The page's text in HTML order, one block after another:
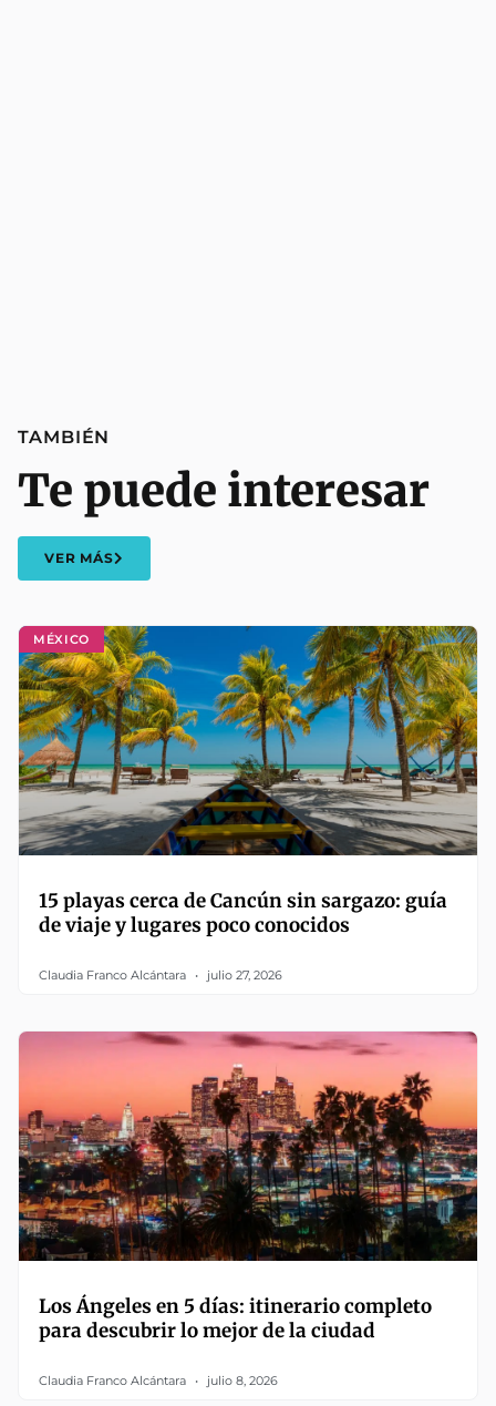
MÉXICO
15 playas cerca de Cancún sin sargazo: guía
de viaje y lugares poco conocidos
Claudia Franco Alcántara julio 27, 2026
Los Ángeles en 5 días: itinerario completo
para descubrir lo mejor de la ciudad
Claudia Franco Alcántara julio 8, 2026
TAMBIÉN
Te puede interesar
VER MÁS